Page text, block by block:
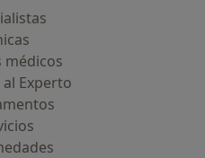
médicos
Experto